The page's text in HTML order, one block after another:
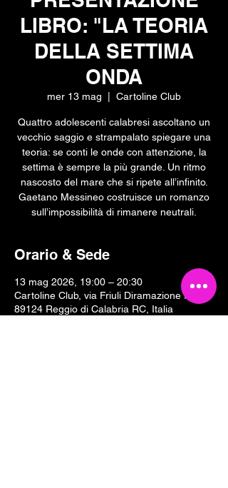
LIBRO: "LA TEORIA
DELLA SETTIMA
ONDA
mer 13 mag Cartoline Club
Quattro adolescenti calabresi ascoltano un
vecchio saggio e strampalato spiegare una
teoria: se conti le onde con attenzione, la
settima è sempre la più grande. Un ritmo
nascosto del mare che si ripete all’infinito.
Gaetano Messineo costruisce un romanzo
sull’impossibilità di rimanere neutrali.
Orario & Sede
13 mag 2026, 19:00 – 20:30
Cartoline Club, via Friuli Diramazione II, 18,
89124 Reggio di Calabria RC, Italia